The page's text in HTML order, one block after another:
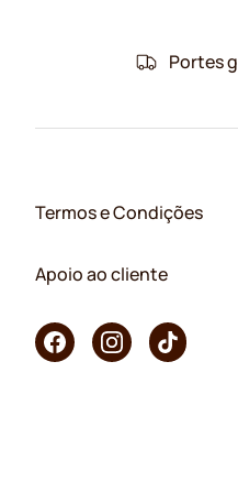
Portes
Termos e Condições
Apoio ao cliente